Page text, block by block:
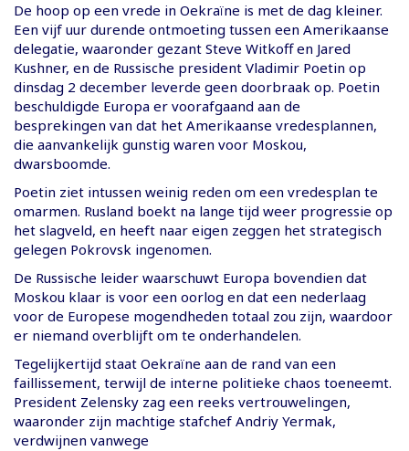
De hoop op een vrede in Oekraïne is met de dag kleiner.
Een vijf uur durende ontmoeting tussen een Amerikaanse
delegatie, waaronder gezant Steve Witkoff en Jared
Kushner, en de Russische president Vladimir Poetin op
dinsdag 2 december leverde geen doorbraak op. Poetin
beschuldigde Europa er voorafgaand aan de
besprekingen van dat het Amerikaanse vredesplannen,
die aanvankelijk gunstig waren voor Moskou,
dwarsboomde.
Poetin ziet intussen weinig reden om een vredesplan te
omarmen. Rusland boekt na lange tijd weer progressie op
het slagveld, en heeft naar eigen zeggen het strategisch
gelegen Pokrovsk ingenomen.
De Russische leider waarschuwt Europa bovendien dat
Moskou klaar is voor een oorlog en dat een nederlaag
voor de Europese mogendheden totaal zou zijn, waardoor
er niemand overblijft om te onderhandelen.
Tegelijkertijd staat Oekraïne aan de rand van een
faillissement, terwijl de interne politieke chaos toeneemt.
President Zelensky zag een reeks vertrouwelingen,
waaronder zijn machtige stafchef Andriy Yermak,
verdwijnen vanwege